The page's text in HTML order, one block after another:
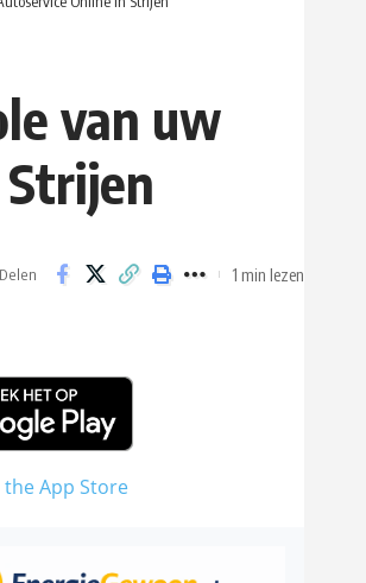
van uw
Delen 1 min lezen